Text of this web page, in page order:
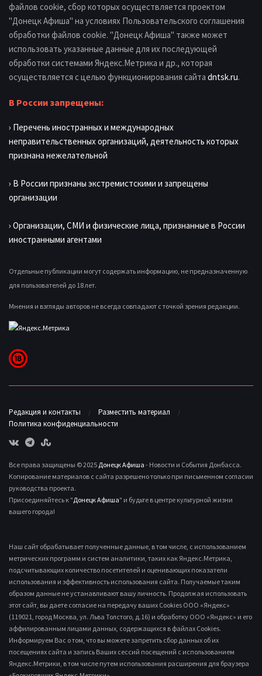
файлов cookie, сбор которых осуществляется проектом
"Донецк Афиша" на условиях Пользовательского соглашения
обработки файлов cookie. "Донецк Афиша" также может
использовать указанные данные для их последующей
обработки системами Яндекс.Метрика и др., которая
осуществляется с целью функционирования сайта dntsk.ru.
В России запрещены:
› Перечень иностранных и международных
неправительственных организаций, деятельность которых
признана нежелательной
› В России признаны экстремистскими и запрещены
организации
› Организации, СМИ и физические лица, признанные в России
иностранными агентами
Отдельные публикации могут содержать информацию, не предназначенную
для пользователей до 18 лет.
Мнения и взгляды авторов не всегда совпадают с точкой зрения редакции.
Редакция и контакты
Разместить материал
Политика конфиденциальности
Все права защищены © 2025 Донецк Афиша - Новости и События Донбасса.
Копирование материалов с сайта разрешено только при письменном согласии
руководства проекта.
Присоединяйтесь к "Донецк Афиша" и будьте в центре культурной жизни
вашего города!
Наш сайт обрабатывает полученные данные, в том числе, с использованием
метрических программ и систем аналитики, таких как Яндекс.Метрика,
подсчитывающих количество посетителей и оценивающих показатели
использования и эффективность использования сайта. Получаемые таким
образом данные не устанавливают вашу личность. Продолжая использовать
этот сайт, вы даете согласие на передачу ваших Cookies ООО «Яндекс»
(119021, город Москва, ул. Льва Толстого, д.16) и обработку ООО «Яндекс» и его
аффилированным лицами данных, содержащихся в файлах Cookies.
Информируем Вас о том, что вы можете запретить сбор данных об их
посещениях сайта и запись Ваших сессий посещений с использованием
Яндекс.Метрики, в том числе путем использования расширения для браузера